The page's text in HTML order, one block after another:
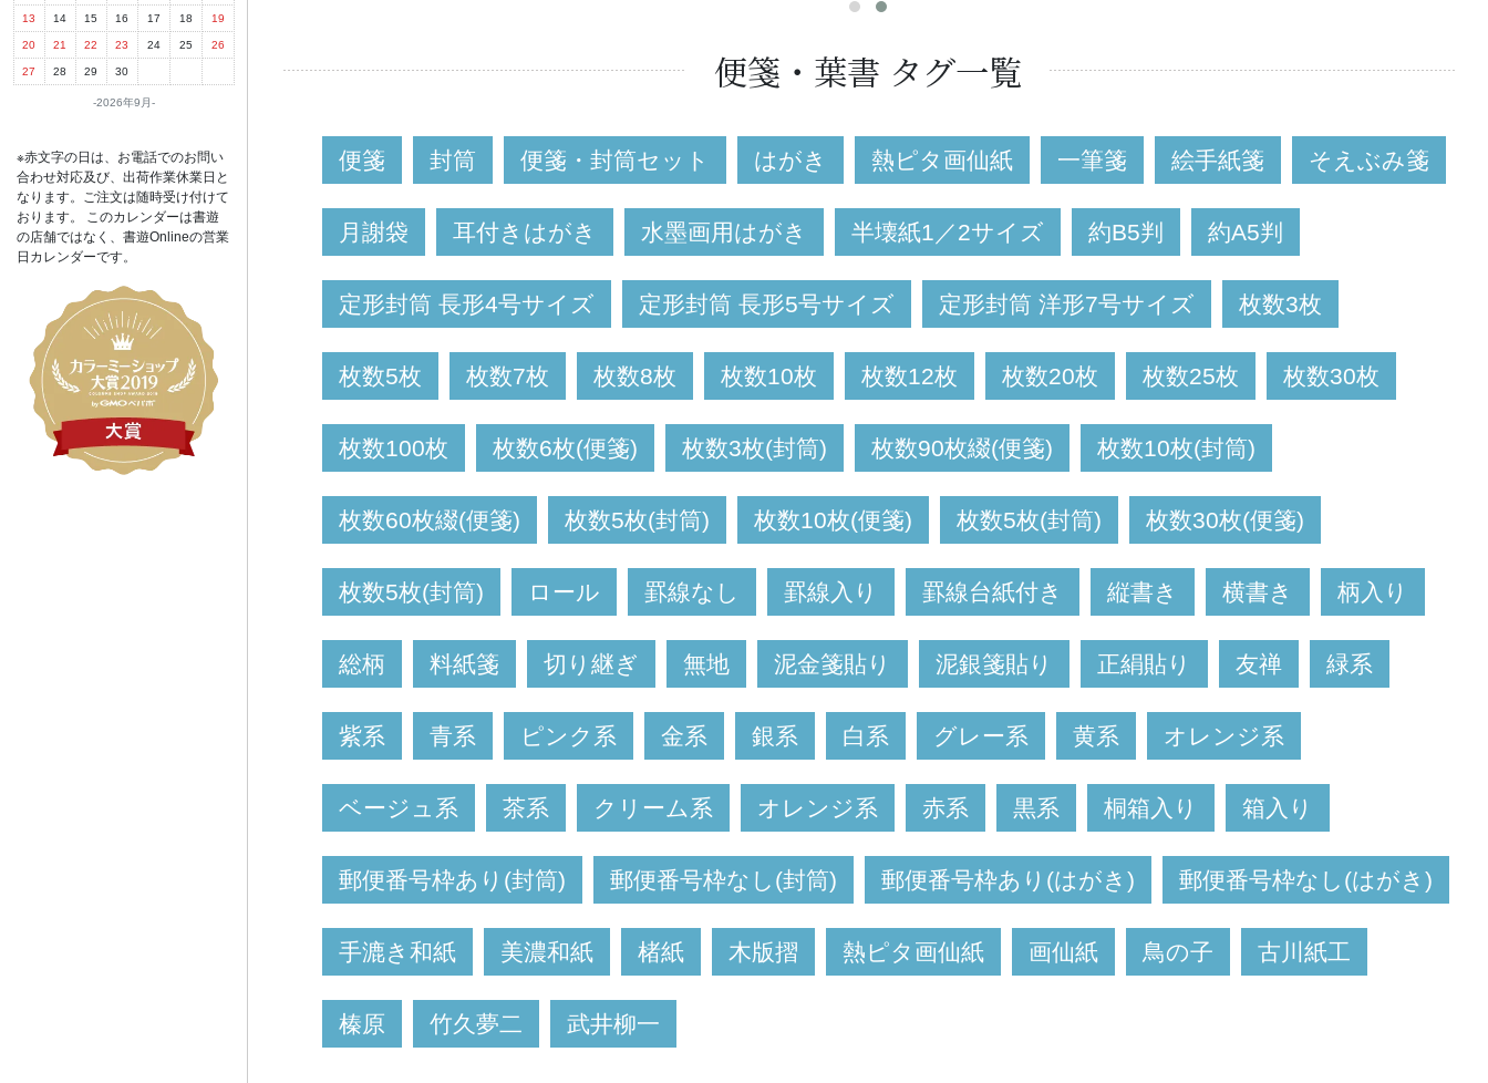
便箋・葉書 タグ一覧
便箋 封筒 便箋・封筒セット はがき 熱ピタ画仙紙 一筆箋 絵手紙箋 そえぶみ箋
月謝袋 耳付きはがき 水墨画用はがき 半壊紙1／2サイズ 約B5判 約A5判
定形封筒 長形4号サイズ 定形封筒 長形5号サイズ 定形封筒 洋形7号サイズ 枚数3枚
枚数5枚 枚数7枚 枚数8枚 枚数10枚 枚数12枚 枚数20枚 枚数25枚 枚数30枚
枚数100枚 枚数6枚(便箋) 枚数3枚(封筒) 枚数90枚綴(便箋) 枚数10枚(封筒)
枚数60枚綴(便箋) 枚数5枚(封筒) 枚数10枚(便箋) 枚数5枚(封筒) 枚数30枚(便箋)
枚数5枚(封筒) ロール 罫線なし 罫線入り 罫線台紙付き 縦書き 横書き 柄入り
総柄 料紙箋 切り継ぎ 無地 泥金箋貼り 泥銀箋貼り 正絹貼り 友禅 緑系
紫系 青系 ピンク系 金系 銀系 白系 グレー系 黄系 オレンジ系
ベージュ系 茶系 クリーム系 オレンジ系 赤系 黒系 桐箱入り 箱入り
郵便番号枠あり(封筒) 郵便番号枠なし(封筒) 郵便番号枠あり(はがき) 郵便番号枠なし(はがき)
手漉き和紙 美濃和紙 楮紙 木版摺 熱ピタ画仙紙 画仙紙 鳥の子 古川紙工
榛原 竹久夢二 武井柳一
2026年9月
13 14 15 16 17 18 19
20 21 22 23 24 25 26
27 28 29 30
※赤文字の日は、お電話でのお問い
合わせ対応及び、出荷作業休業日と
なります。ご注文は随時受け付けて
おります。 このカレンダーは書遊
の店舗ではなく、書遊Onlineの営業
日カレンダーです。